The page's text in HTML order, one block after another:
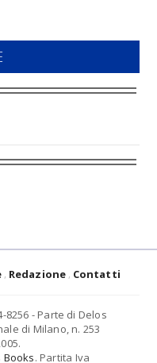
Redazione Contatti
8256 - Parte di Delos
di Milano, n. 253
. Partita Iva